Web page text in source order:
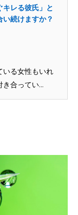
キレる彼氏」と
続けますか？
いる女性もいれ
合ってい...